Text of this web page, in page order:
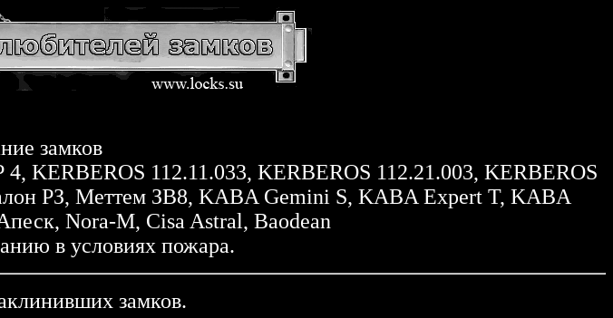
замков
112.11.033, KERBEROS 112.21.003, KERBEROS
РЗ, Меттем ЗВ8, KABA Gemini S, KABA Expert T, KABA
Nora-M, Cisa Astral, Baodean
в условиях пожара.
замков.